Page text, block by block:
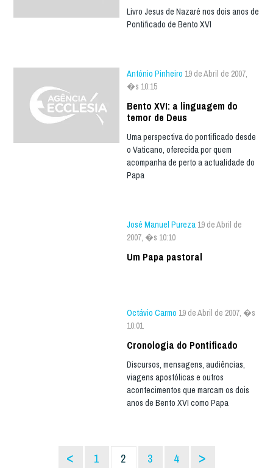
Livro Jesus de Nazaré nos dois anos de
Pontificado de Bento XVI
António Pinheiro 19 de Abril de 2007,
�s 10:15
Bento XVI: a linguagem do
temor de Deus
Uma perspectiva do pontificado desde
o Vaticano, oferecida por quem
acompanha de perto a actualidade do
Papa
José Manuel Pureza 19 de Abril de
2007, �s 10:10
Um Papa pastoral
Octávio Carmo 19 de Abril de 2007, �s
10:01
Cronologia do Pontificado
Discursos, mensagens, audiências,
viagens apostólicas e outros
acontecimentos que marcam os dois
anos de Bento XVI como Papa
< 1 2 3 4 >